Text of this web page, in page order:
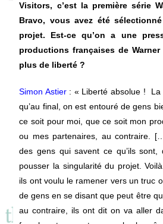
Visitors, c’est la première série
Bravo, vous avez été
projet. Est-ce qu’on a une
productions françaises de Warner
plus de liberté ?
Simon Astier: « L iberté absolue ! La
qu’au final, on est entouré de gens
ce soit pour moi, que ce soit mon
ou mes partenaires, au contraire.
des gens qui savent ce qu’ils sont,
pousser la singularité du projet.
ils ont voulu le ramener vers un truc
de gens en se disant que peut être
au contraire, ils ont dit on va aller